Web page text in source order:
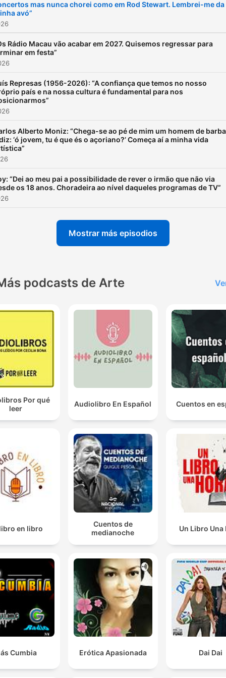
mas nunca chorei como em Rod Stewart. Lembrei-me da
avó”
Rádio Macau vão acabar em 2027. Quisemos regressar para
em festa”
Represas (1956-2026): “A confiança que temos no nosso
país e na nossa cultura é fundamental para nos
Alberto Moniz: “Chega-se ao pé de mim um homem de
‘ó jovem, tu é que és o açoriano?’ Começa aí a minha vida
“Dei ao meu pai a possibilidade de rever o irmão que não via
os 18 anos. Choradeira ao nível daqueles programas de TV”
Mostrar más episodios
podcasts de Arte
Por qué
leer
Audiolibro En Español Cuentos en
en libro
Cuentos de
medianoche
Un Libro Una
Cumbia Erótica Apasionada Dai Dai